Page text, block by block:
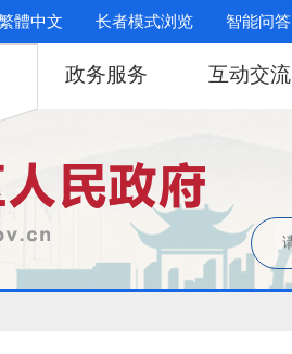
體中文 长者模式浏览 智能问答
政务服务 互动交流